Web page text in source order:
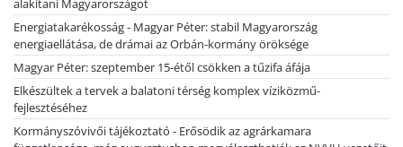
alakítani Magyarországot
Energiatakarékosság - Magyar Péter: stabil Magyarország
energiaellátása, de drámai az Orbán-kormány öröksége
Magyar Péter: szeptember 15-étől csökken a tűzifa áfája
Elkészültek a tervek a balatoni térség komplex víziközmű-
fejlesztéséhez
Kormányszóvivői tájékoztató - Erősödik az agrárkamara